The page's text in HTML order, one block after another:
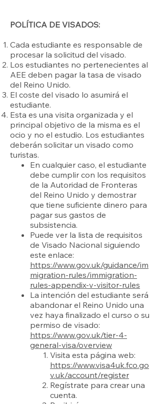
POLÍTICA DE VISADOS:
Cada estudiante es responsable de
procesar la solicitud del visado.
Los estudiantes no pertenecientes al
AEE deben pagar la tasa de visado
del Reino Unido.
El coste del visado lo asumirá el
estudiante.
Esta es una visita organizada y el
principal objetivo de la misma es el
ocio y no el estudio. Los estudiantes
deberán solicitar un visado como
turistas.
En cualquier caso, el estudiante
debe cumplir con los requisitos
de la Autoridad de Fronteras
del Reino Unido y demostrar
que tiene suficiente dinero para
pagar sus gastos de
subsistencia.
Puede ver la lista de requisitos
de Visado Nacional siguiendo
este enlace:
https://www.gov.uk/guidance/im
migration-rules/immigration-
rules-appendix-v-visitor-rules
La intención del estudiante será
abandonar el Reino Unido una
vez haya finalizado el curso o su
permiso de visado:
https://www.gov.uk/tier-4-
general-visa/overview
Visita esta página web:
https://www.visa4uk.fco.go
v.uk/account/register
Regístrate para crear una
cuenta.